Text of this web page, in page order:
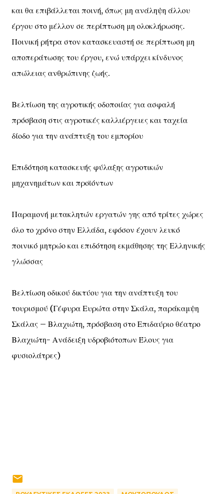
και θα επιβάλλεται ποινή, όπως μη ανάληψη άλλου
έργου στο μέλλον σε περίπτωση μη ολοκλήρωσης.
Ποινική ρήτρα στον κατασκευαστή σε περίπτωση μη
αποπεράτωσης του έργου, ενώ υπάρχει κίνδυνος
απώλειας ανθρώπινης ζωής.
Βελτίωση της αγροτικής οδοποιίας για ασφαλή
πρόσβαση στις αγροτικές καλλιέργειες και ταχεία
δίοδο για την ανάπτυξη του εμπορίου
Επιδότηση κατασκευής φύλαξης αγροτικών
μηχανημάτων και προϊόντων
Παραμονή μετακλητών εργατών γης από τρίτες χώρες
όλο το χρόνο στην Ελλάδα, εφόσον έχουν λευκό
ποινικό μητρώο και επιδότηση εκμάθησης της Ελληνικής
γλώσσας
Βελτίωση οδικού δικτύου για την ανάπτυξη του
τουρισμού (Γέφυρα Ευρώτα στην Σκάλα, παράκαμψη
Σκάλας – Βλαχιώτη, πρόσβαση στο Επιδαύριο θέατρο
Βλαχιώτη- Ανάδειξη υδροβιότοπων Έλους για
φυσιολάτρες)